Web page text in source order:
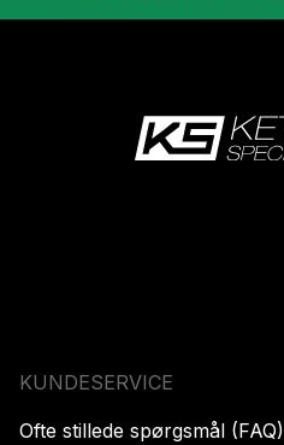
KUNDESERVICE
Ofte stillede spørgsmål (FAQ)